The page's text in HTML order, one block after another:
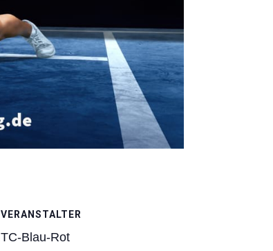
VERANSTALTER
TC-Blau-Rot